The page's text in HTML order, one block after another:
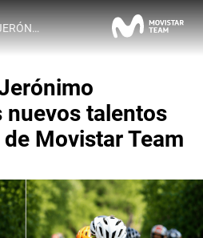
RAÚL LÓPEZ Y JERÓNIMO CALDERÓN, DOS NUEVOS TALENTOS PARA EL FUTURO DE MOVISTAR TEAM
nuevos talentos
Movistar Team